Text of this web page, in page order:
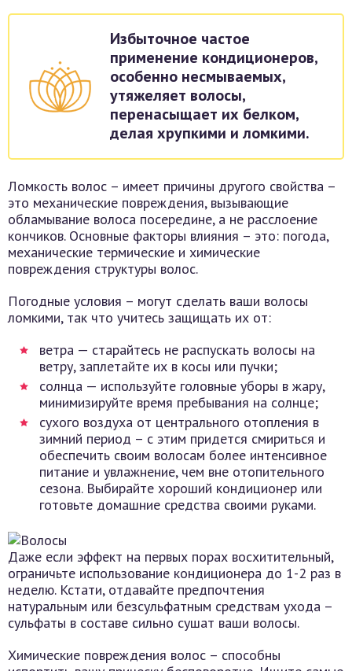
Избыточное частое
применение кондиционеров,
особенно несмываемых,
утяжеляет волосы,
перенасыщает их белком,
делая хрупкими и ломкими.
Ломкость волос – имеет причины другого свойства –
это механические повреждения, вызывающие
обламывание волоса посередине, а не расслоение
кончиков. Основные факторы влияния – это: погода,
механические термические и химические
повреждения структуры волос.
Погодные условия – могут сделать ваши волосы
ломкими, так что учитесь защищать их от:
ветра — старайтесь не распускать волосы на
ветру, заплетайте их в косы или пучки;
солнца — используйте головные уборы в жару,
минимизируйте время пребывания на солнце;
сухого воздуха от центрального отопления в
зимний период – с этим придется смириться и
обеспечить своим волосам более интенсивное
питание и увлажнение, чем вне отопительного
сезона. Выбирайте хороший кондиционер или
готовьте домашние средства своими руками.
Даже если эффект на первых порах восхитительный,
ограничьте использование кондиционера до 1-2 раз в
неделю. Кстати, отдавайте предпочтения
натуральным или безсульфатным средствам ухода –
сульфаты в составе сильно сушат ваши волосы.
Химические повреждения волос – способны